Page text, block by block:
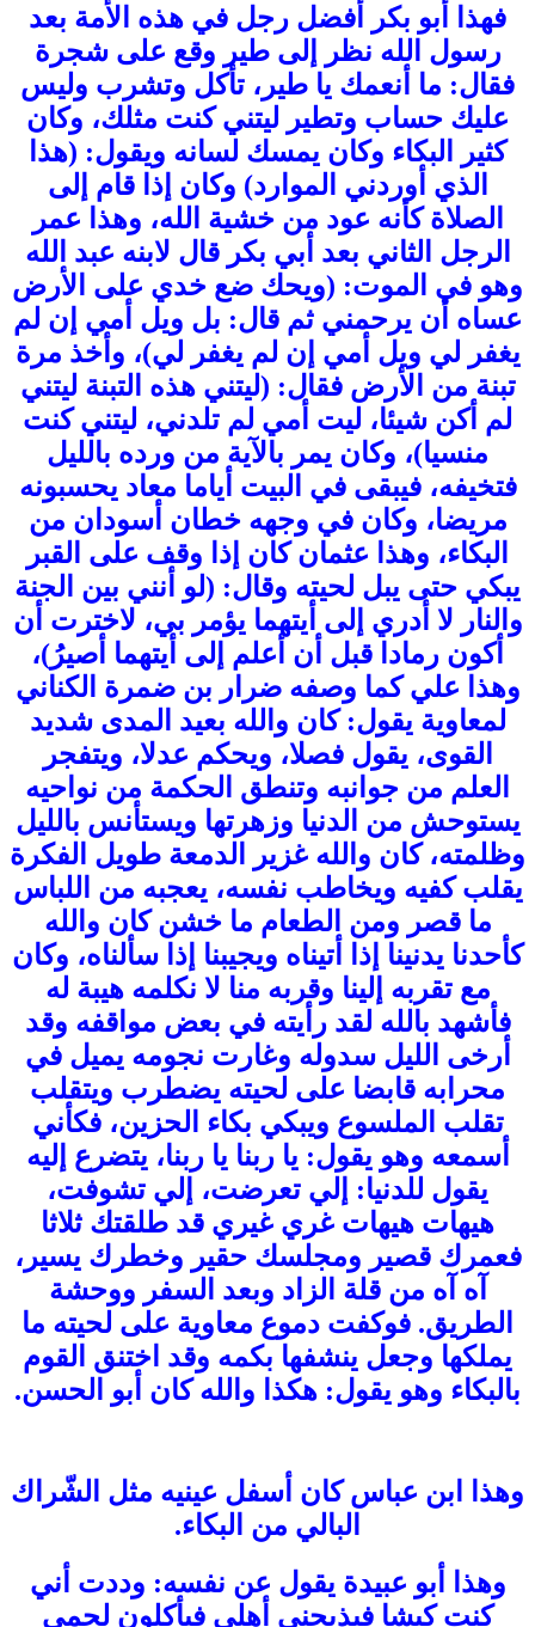
فهذا أبو بكر أفضل رجل في هذه الأمة بعد
رسول الله نظر إلى طير وقع على شجرة
فقال: ما أنعمك يا طير، تأكل وتشرب وليس
عليك حساب وتطير ليتني كنت مثلك، وكان
كثير البكاء وكان يمسك لسانه ويقول: (هذا
الذي أوردني الموارد) وكان إذا قام إلى
الصلاة كأنه عود من خشية الله، وهذا عمر
الرجل الثاني بعد أبي بكر قال لابنه عبد الله
وهو في الموت: (ويحك ضع خدي على الأرض
عساه أن يرحمني ثم قال: بل ويل أمي إن لم
يغفر لي ويل أمي إن لم يغفر لي)، وأخذ مرة
تبنة من الأرض فقال: (ليتني هذه التبنة ليتني
لم أكن شيئا، ليت أمي لم تلدني، ليتني كنت
منسيا)، وكان يمر بالآية من ورده بالليل
فتخيفه، فيبقى في البيت أياما معاد يحسبونه
مريضا، وكان في وجهه خطان أسودان من
البكاء، وهذا عثمان كان إذا وقف على القبر
يبكي حتى يبل لحيته وقال: (لو أنني بين الجنة
والنار لا أدري إلى أيتهما يؤمر بي، لاخترت أن
أكون رمادا قبل أن أعلم إلى أيتهما أصيرُ)،
وهذا علي كما وصفه ضرار بن ضمرة الكناني
لمعاوية يقول: كان والله بعيد المدى شديد
القوى، يقول فصلا، ويحكم عدلا، ويتفجر
العلم من جوانبه وتنطق الحكمة من نواحيه
يستوحش من الدنيا وزهرتها ويستأنس بالليل
وظلمته، كان والله غزير الدمعة طويل الفكرة
يقلب كفيه ويخاطب نفسه، يعجبه من اللباس
ما قصر ومن الطعام ما خشن كان والله
كأحدنا يدنينا إذا أتيناه ويجيبنا إذا سألناه، وكان
مع تقربه إلينا وقربه منا لا نكلمه هيبة له
فأشهد بالله لقد رأيته في بعض مواقفه وقد
أرخى الليل سدوله وغارت نجومه يميل في
محرابه قابضا على لحيته يضطرب ويتقلب
تقلب الملسوع ويبكي بكاء الحزين، فكأني
أسمعه وهو يقول: يا ربنا يا ربنا، يتضرع إليه
يقول للدنيا: إلي تعرضت، إلي تشوفت،
هيهات هيهات غري غيري قد طلقتك ثلاثا
فعمرك قصير ومجلسك حقير وخطرك يسير،
آه آه من قلة الزاد وبعد السفر ووحشة
الطريق. فوكفت دموع معاوية على لحيته ما
يملكها وجعل ينشفها بكمه وقد اختنق القوم
بالبكاء وهو يقول: هكذا والله كان أبو الحسن.
وهذا ابن عباس كان أسفل عينيه مثل الشّراك
البالي من البكاء.
وهذا أبو عبيدة يقول عن نفسه: وددت أني
كنت كبشا فيذبحني أهلي فيأكلون لحمي